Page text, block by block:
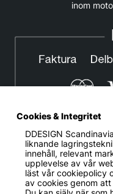
inom
© DDESIGN.
Om oss|Privacy
Cookies & Integritet
DDESIGN
liknande
innehåll, relevant
upplevelse av vår
läst vår cookiepolicy
av cookies genom